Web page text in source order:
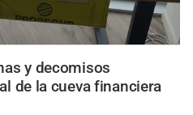
y decomisos
de la cueva financiera